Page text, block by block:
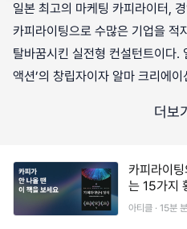
일본 최고의 마케팅 카피라이터,
카피라이팅으로 수많은 기업을 적
탈바꿈시킨 실전형 컨설턴트이다.
액션’의 창립자이자 알마 크리에
더보기
카피라이
는 15가지
아티클 · 15분